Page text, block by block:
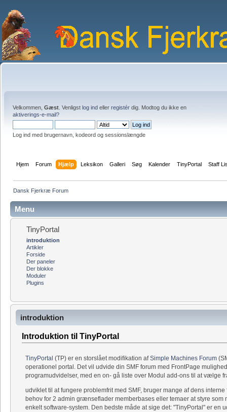
Velkommen, Gæst . Venligst log ind eller registér dig. Modtog du ikke en
aktiverings-e-mail?
Log ind med brugernavn, kodeord og sessionslængde
Hjem Forum Hjælp Leksikon Galleri Søg Kalender TinyPortal Staff
Dansk Fjerkræ Forum
Menu
TinyPortal
introduktion
Artikler
Forside
Der paneler
Der blokke
Moduler
Plugins
introduktion
Introduktion til TinyPortal
TinyPortal (TP) er en storslået modifikation afSimple Machines Forum
operationel portal. Det vil udvide din SMF forum med FrontPage
programudvidelser, med en on- gå liste over Modul add-ons til at vælge
udviklet til at fungere problemfrit med SMF, bruger mange af dens
behov for 2 admin grænseflader memberbases eller temaer at styre som
enkelt software-system. Den bedste måde at sige det: "TinyPortal" er en